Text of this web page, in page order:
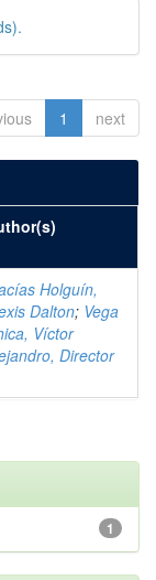
1 next
Holguín,
Dalton; Vega
Víctor
Director
1